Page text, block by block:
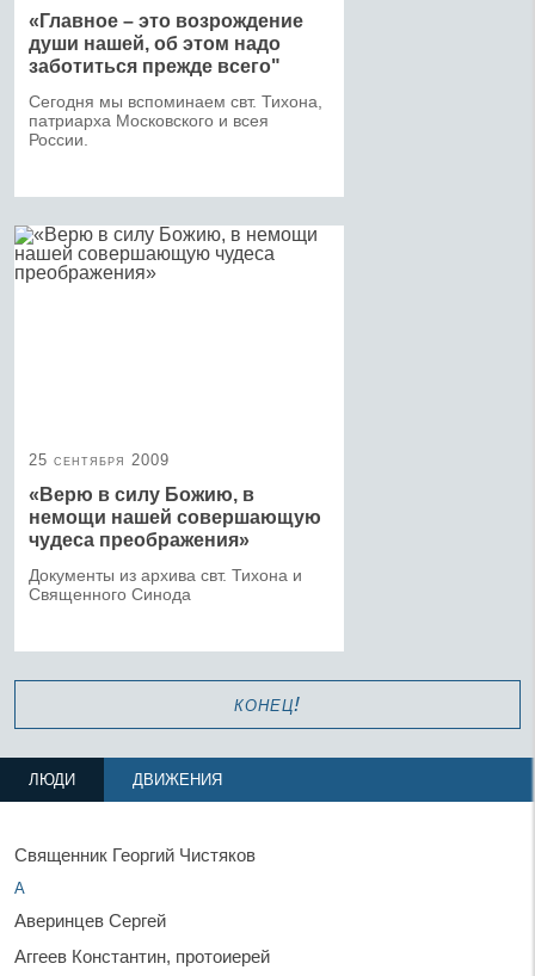
«Главное – это возрождение
души нашей, об этом надо
заботиться прежде всего"
Сегодня мы вспоминаем свт. Тихона,
патриарха Московского и всея
России.
25 сентября 2009
«Верю в силу Божию, в
немощи нашей совершающую
чудеса преображения»
Документы из архива свт. Тихона и
Священного Синода
конец!
ЛЮДИ ДВИЖЕНИЯ
Священник Георгий Чистяков
А
Аверинцев Сергей
Аггеев Константин, протоиерей